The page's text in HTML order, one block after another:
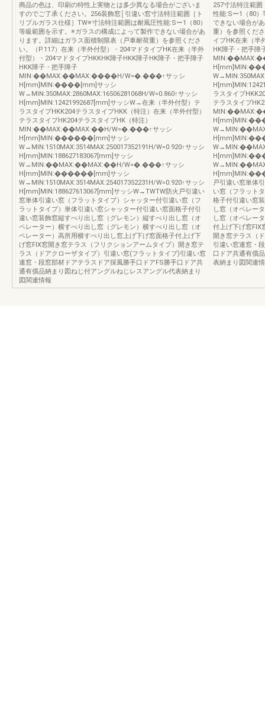
商品の色は、印刷の特性上実物とは多少異なる場合がございま
すのでご了承ください。256装飾窓│引違い窓寸法特注範囲［ト
リプルガラス仕様］TW※寸法特注範囲は耐風圧性能:Sー1（80）
等級範囲を示す。※ガラスの構成によって製作できない場合があ
ります。詳細はガラス面積制限表（戸車耐荷重）を参照くださ
い。（P.117）在来（半外付型）・204マドタイプHK在来（半外
付型）・204マドタイプHKKHK障子HKK障子HK障子・把手障子
HKK障子・把手障子
MIN:��MAX:��MAX:����H/W=�.���↑サッシ
H[mm]MIN:����[mm]サッシ
W→MIN:350MAX:2860MAX:16506281068H/W=0.860↑サッシ
H[mm]MIN:12421992687[mm]サッシW→在来（半外付型）テ
ラスタイプHKK204テラスタイプHKK（特注）在来（半外付型）
テラスタイプHK204テラスタイプHK（特注）
MIN:��MAX:��MAX:��H/W=�.���↑サッシ
H[mm]MIN:������[mm]サッシ
W→MIN:1510MAX:3514MAX:250017352191H/W=0.920↑サッシ
H[mm]MIN:188627183067[mm]サッシ
W→MIN:��MAX:��MAX:��H/W=�.���↑サッシ
H[mm]MIN:������[mm]サッシ
W→MIN:1510MAX:3514MAX:254017352231H/W=0.920↑サッシ
H[mm]MIN:188627613067[mm]サッシW→TWTW防火戸引違い
窓単体引違い窓（フラットタイプ）シャッター付引違い窓（フ
ラットタイプ）単体引違い窓シャッター付引違い窓面格子付引
違い窓装飾窓縦すべり出し窓（グレモン）縦すべり出し窓（オ
ペレーター）横すべり出し窓（グレモン）横すべり出し窓（オ
ペレーター）高所用横すべり出し窓上げ下げ窓面格子付上げ下
げ窓FIX窓開き窓テラス（フリクションアームタイプ）開き窓テ
ラス（ドアクローザタイプ）引違い窓(フラットタイプ)引違い窓
連窓・段窓部材ドアテラスドア採風勝手口ドアFS勝手口ドア共
通有償品納まり図ねじ付アングルねじレスアングル代表納まり
図関連情報
257寸法特注範
性能:Sー1（80）
できない場合が
重）を参照くだ
イプHK在来（半
HK障子・把手障
ラスタイプ
テラスタイプ
戸引違い窓単体
い窓（フラット
格子付引違い窓
し窓（オペレー
し窓（オペレー
付上げ下げ窓FIX
開き窓テラス（
引違い窓連窓・
口ドア共通有償
表納まり図関連